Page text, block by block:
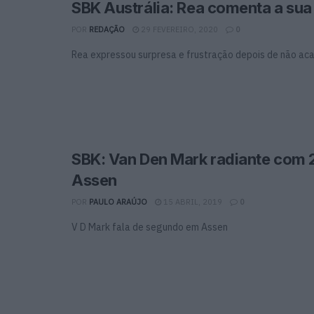
SBK Austrália: Rea comenta a
REDAÇÃO 29 FEVEREIRO, 2020 0
Rea expressou surpresa e frustração depois de não
SBK: Van Den Mark radiante com
Assen
PAULO ARAÚJO 15 ABRIL, 2019 0
V D Mark fala de segundo em Assen